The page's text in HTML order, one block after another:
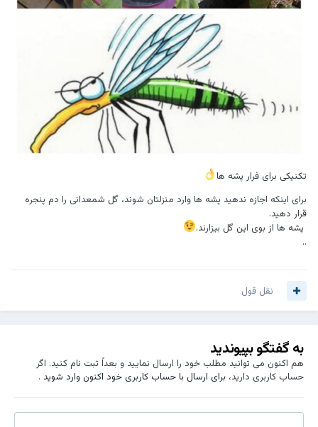
تکنیکی برای فرار پشه ها
برای اینکه اجازه ندهید پشه ها وارد منزلتان شوند، گل شمعدانی را دم پنجره
قرار دهید.
پشه ها از بوی این گل بیزارند.
..
نقل قول
به گفتگو بپیوندید
هم اکنون می توانید مطلب خود را ارسال نمایید و بعداً ثبت نام کنید. اگر
حساب کاربری دارید، برای ارسال با حساب کاربری خود اکنون وارد شوید.